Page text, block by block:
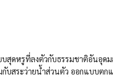
สุดหรูที่ลงตัวกับธรรมชาติอันอุด
บสระว่ายน้ำส่วนตัว ออกแบบตก